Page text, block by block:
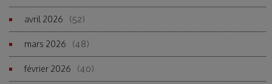
avril 2026 (52)
mars 2026 (48)
février 2026 (40)